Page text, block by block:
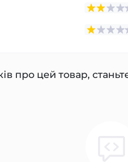
про цей товар,